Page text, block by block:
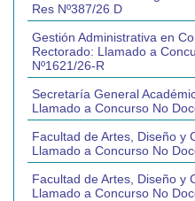
Res Nº387/26 D
Gestión Administrativa en
Rectorado: Llamado a
Nº1621/26-R
Secretaría General
Llamado a Concurso No
Facultad de Artes, Diseño y
Llamado a Concurso No
Facultad de Artes, Diseño y
Llamado a Concurso No